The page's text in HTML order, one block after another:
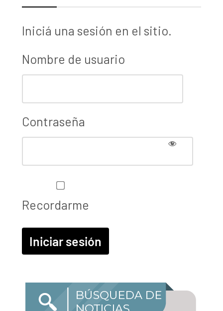
Iniciá una sesión en el sitio.
Nombre de usuario
Contraseña
Recordarme